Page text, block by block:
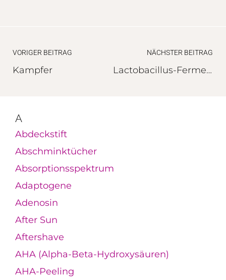
VORIGER BEITRAG
Kampfer
NÄCHSTER BEITRAG
Lactobacillus-Fermente
A
Abdeckstift
Abschminktücher
Absorptionsspektrum
Adaptogene
Adenosin
After Sun
Aftershave
AHA (Alpha-Beta-Hydroxysäuren)
AHA-Peeling